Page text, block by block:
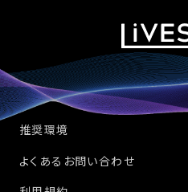
推奨環境
よくあるお問い合わせ